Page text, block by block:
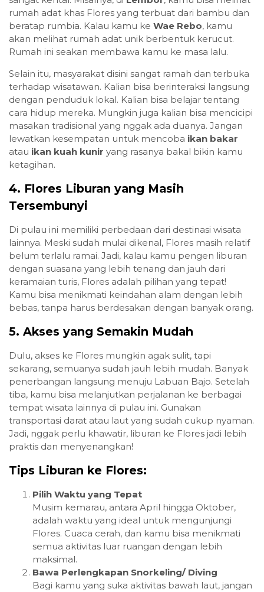
rumah adat khas Flores yang terbuat dari bambu dan
beratap rumbia. Kalau kamu ke Wae Rebo, kamu
akan melihat rumah adat unik berbentuk kerucut.
Rumah ini seakan membawa kamu ke masa lalu.
Selain itu, masyarakat disini sangat ramah dan terbuka
terhadap wisatawan. Kalian bisa berinteraksi langsung
dengan penduduk lokal. Kalian bisa belajar tentang
cara hidup mereka. Mungkin juga kalian bisa mencicipi
masakan tradisional yang nggak ada duanya. Jangan
lewatkan kesempatan untuk mencoba ikan bakar
atau ikan kuah kunir yang rasanya bakal bikin kamu
ketagihan.
4. Flores Liburan yang Masih
Tersembunyi
Di pulau ini memiliki perbedaan dari destinasi wisata
lainnya. Meski sudah mulai dikenal, Flores masih relatif
belum terlalu ramai. Jadi, kalau kamu pengen liburan
dengan suasana yang lebih tenang dan jauh dari
keramaian turis, Flores adalah pilihan yang tepat!
Kamu bisa menikmati keindahan alam dengan lebih
bebas, tanpa harus berdesakan dengan banyak orang.
5. Akses yang Semakin Mudah
Dulu, akses ke Flores mungkin agak sulit, tapi
sekarang, semuanya sudah jauh lebih mudah. Banyak
penerbangan langsung menuju Labuan Bajo. Setelah
tiba, kamu bisa melanjutkan perjalanan ke berbagai
tempat wisata lainnya di pulau ini. Gunakan
transportasi darat atau laut yang sudah cukup nyaman.
Jadi, nggak perlu khawatir, liburan ke Flores jadi lebih
praktis dan menyenangkan!
Tips Liburan ke Flores:
Pilih Waktu yang Tepat
Musim kemarau, antara April hingga Oktober,
adalah waktu yang ideal untuk mengunjungi
Flores. Cuaca cerah, dan kamu bisa menikmati
semua aktivitas luar ruangan dengan lebih
maksimal.
Bawa Perlengkapan Snorkeling/ Diving
Bagi kamu yang suka aktivitas bawah laut, jangan